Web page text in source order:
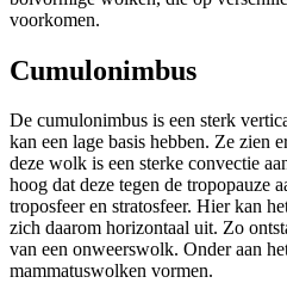
voorkomen.
Cumulonimbus
De cumulonimbus is een sterk
kan een lage basis hebben. Ze zien
deze wolk is een sterke convectie
hoog dat deze tegen de tropopauze
troposfeer en stratosfeer. Hier kan
zich daarom horizontaal uit. Zo
van een onweerswolk. Onder aan
mammatuswolken vormen.